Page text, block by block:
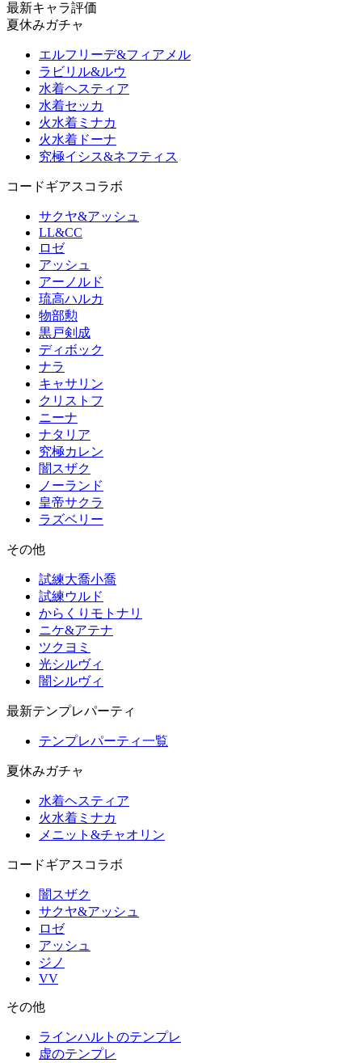
最新キャラ評価
夏休みガチャ
エルフリーデ&フィアメル
ラビリル&ルウ
水着ヘスティア
水着セッカ
火水着ミナカ
火水着ドーナ
究極イシス&ネフティス
コードギアスコラボ
サクヤ&アッシュ
LL&CC
ロゼ
アッシュ
アーノルド
琉高ハルカ
物部勲
黒戸剣成
ディボック
ナラ
キャサリン
クリストフ
ニーナ
ナタリア
究極カレン
闇スザク
ノーランド
皇帝サクラ
ラズベリー
その他
試練大喬小喬
試練ウルド
からくりモトナリ
ニケ&アテナ
ツクヨミ
光シルヴィ
闇シルヴィ
最新テンプレパーティ
テンプレパーティ一覧
夏休みガチャ
水着ヘスティア
火水着ミナカ
メニット&チャオリン
コードギアスコラボ
闇スザク
サクヤ&アッシュ
ロゼ
アッシュ
ジノ
VV
その他
ラインハルトのテンプレ
虚のテンプレ